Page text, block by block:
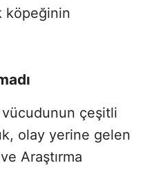
köpeğinin
vücudunun çeşitli
olay yerine gelen
Araştırma